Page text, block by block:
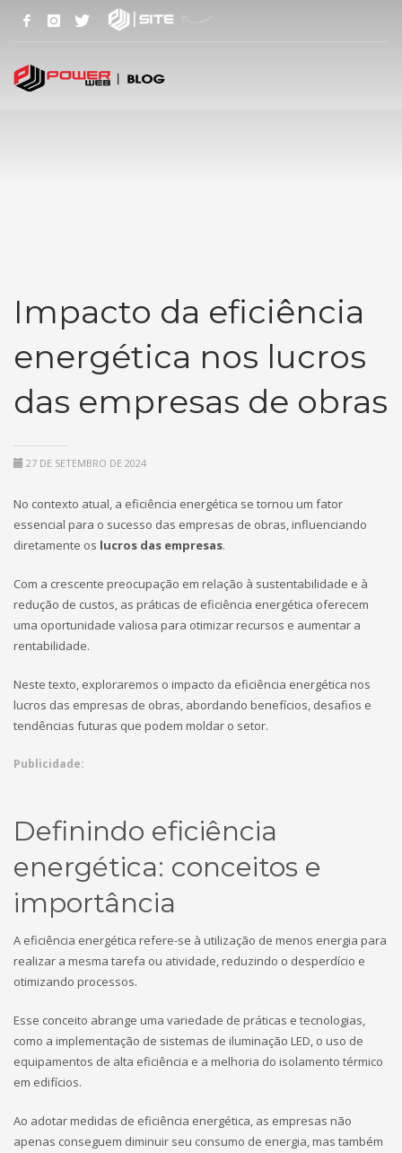
Impacto da eficiência
energética nos lucros
das empresas de obras
27 DE SETEMBRO DE 2024
No contexto atual, a eficiência energética se tornou um fator
essencial para o sucesso das empresas de obras, influenciando
diretamente os lucros das empresas.
Com a crescente preocupação em relação à sustentabilidade e à
redução de custos, as práticas de eficiência energética oferecem
uma oportunidade valiosa para otimizar recursos e aumentar a
rentabilidade.
Neste texto, exploraremos o impacto da eficiência energética nos
lucros das empresas de obras, abordando benefícios, desafios e
tendências futuras que podem moldar o setor.
Publicidade:
Definindo eficiência
energética: conceitos e
importância
A eficiência energética refere-se à utilização de menos energia para
realizar a mesma tarefa ou atividade, reduzindo o desperdício e
otimizando processos.
Esse conceito abrange uma variedade de práticas e tecnologias,
como a implementação de sistemas de iluminação LED, o uso de
equipamentos de alta eficiência e a melhoria do isolamento térmico
em edifícios.
Ao adotar medidas de eficiência energética, as empresas não
apenas conseguem diminuir seu consumo de energia, mas também